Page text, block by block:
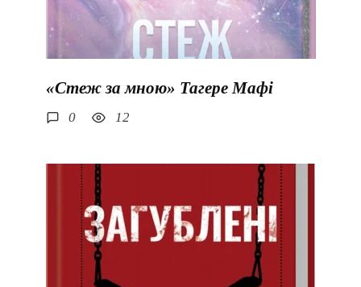
«Стеж за мною» Тагере Мафі
0 12